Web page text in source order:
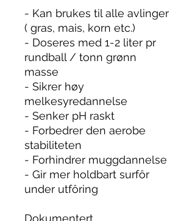
- Kan brukes til alle avlinger
( gras, mais, korn etc.)
- Doseres med 1-2 liter pr
rundball / tonn grønn
masse
- Sikrer høy
melkesyredannelse
- Senker pH raskt
- Forbedrer den aerobe
stabiliteten
- Forhindrer muggdannelse
- Gir mer holdbart surfôr
under utfôring